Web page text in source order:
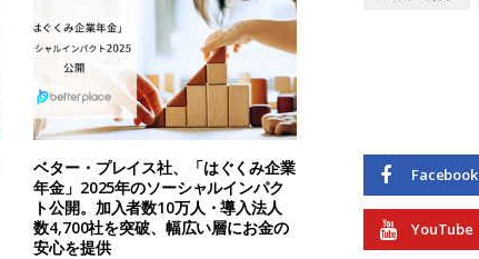
ベター・プレイス社、「はぐくみ企業
年金」2025年のソーシャルインパク
ト公開。加入者数10万人・導入法人
数4,700社を突破、幅広い層にお金の
安心を提供
Facebook
YouTube